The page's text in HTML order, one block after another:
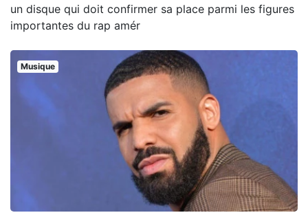
un disque qui doit confirmer sa place parmi les figures
importantes du rap amér
Musique